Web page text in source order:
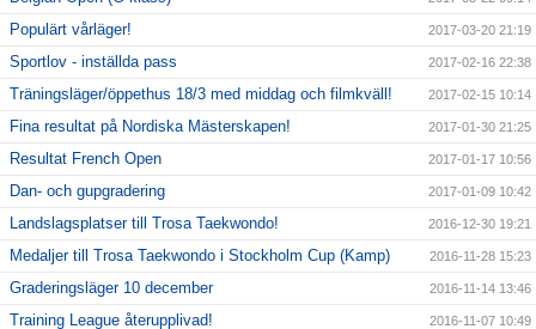
Populärt vårläger! 2017-03-20 21:19
Sportlov - inställda pass 2017-02-16 22:38
Träningsläger/öppethus 18/3 med middag och filmkväll! 2017-02-15 10:14
Fina resultat på Nordiska Mästerskapen! 2017-01-30 21:25
Resultat French Open 2017-01-17 10:56
Dan- och gupgradering 2017-01-09 10:42
Landslagsplatser till Trosa Taekwondo! 2016-12-30 19:21
Medaljer till Trosa Taekwondo i Stockholm Cup (Kamp) 2016-11-28 15:23
Graderingsläger 10 december 2016-11-14 13:46
Training League återupplivad! 2016-11-07 10:49